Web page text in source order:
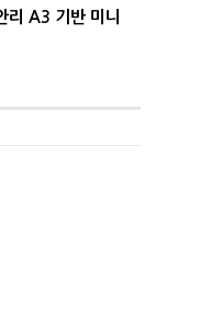
리 A3 기반 미니